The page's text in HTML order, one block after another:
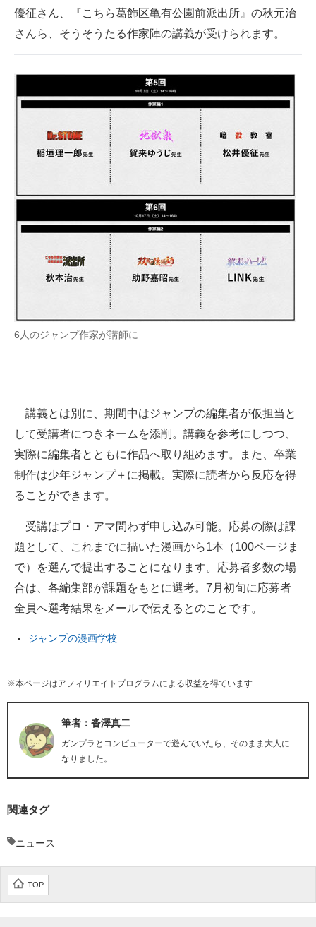
優征さん、『こちら葛飾区亀有公園前派出所』の秋元治
さんら、そうそうたる作家陣の講義が受けられます。
6人のジャンプ作家が講師に
講義とは別に、期間中はジャンプの編集者が仮担当と
して受講者につきネームを添削。講義を参考にしつつ、
実際に編集者とともに作品へ取り組めます。また、卒業
制作は少年ジャンプ＋に掲載。実際に読者から反応を得
ることができます。
受講はプロ・アマ問わず申し込み可能。応募の際は課
題として、これまでに描いた漫画から1本（100ページま
で）を選んで提出することになります。応募者多数の場
合は、各編集部が課題をもとに選考。7月初旬に応募者
全員へ選考結果をメールで伝えるとのことです。
ジャンプの漫画学校
※本ページはアフィリエイトプログラムによる収益を得ています
筆者：沓澤真二
ガンプラとコンピューターで遊んでいたら、そのまま大人に
なりました。
関連タグ
ニュース
TOP